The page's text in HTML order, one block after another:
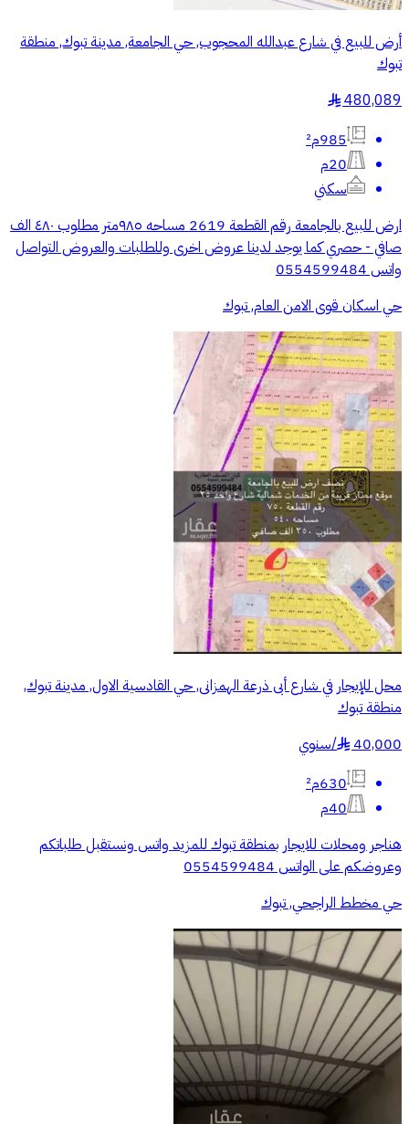
أرض للبيع في شارع عبدالله المحجوب, حي الجامعة, مدينة تبوك, منطقة
تبوك
480,089
§
985م²
20م
سكني
ارض للبيع بالجامعة رقم القطعة 2619 مساحه ٩٨٥متر مطلوب ٤٨٠ الف
صافي - حصري كما يوجد لدينا عروض اخرى وللطلبات والعروض التواصل
واتس 0554599484
حي اسكان قوى الامن العام, تبوك
محل للإيجار في شارع أبى ذرعة الهمزانى, حي القادسية الاول, مدينة تبوك,
منطقة تبوك
40,000
§
/سنوي
630م²
40م
هناجر ومحلات للايجار بمنطقة تبوك للمزيد واتس ونستقبل طلباتكم
وعروضكم على الواتس 0554599484
حي مخطط الراجحي, تبوك